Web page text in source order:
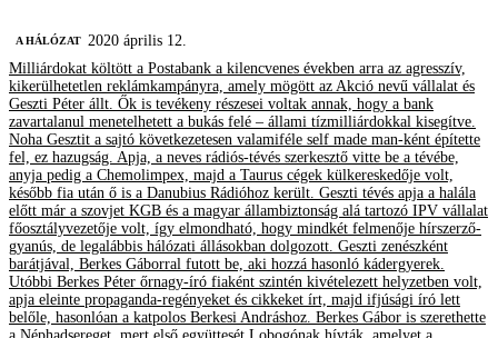
A HÁLÓZAT
2020 április 12.
Milliárdokat költött a Postabank a kilencvenes években arra az agresszív,
kikerülhetetlen reklámkampányra, amely mögött az Akció nevű vállalat és
Geszti Péter állt. Ők is tevékeny részesei voltak annak, hogy a bank
zavartalanul menetelhetett a bukás felé – állami tízmilliárdokkal kisegítve.
Noha Gesztit a sajtó következetesen valamiféle self made man-ként építette
fel, ez hazugság. Apja, a neves rádiós-tévés szerkesztő vitte be a tévébe,
anyja pedig a Chemolimpex, majd a Taurus cégek külkereskedője volt,
később fia után ő is a Danubius Rádióhoz került. Geszti tévés apja a halála
előtt már a szovjet KGB és a magyar állambiztonság alá tartozó IPV vállalat
főosztályvezetője volt, így elmondható, hogy mindkét felmenője hírszerző-
gyanús, de legalábbis hálózati állásokban dolgozott. Geszti zenészként
barátjával, Berkes Gáborral futott be, aki hozzá hasonló kádergyerek.
Utóbbi Berkes Péter őrnagy-író fiaként szintén kivételezett helyzetben volt,
apja eleinte propaganda-regényeket és cikkeket írt, majd ifjúsági író lett
belőle, hasonlóan a katpolos Berkesi Andráshoz. Berkes Gábor is szerethette
a Néphadsereget, mert első együttesét Lobogónak hívták, amelyet a